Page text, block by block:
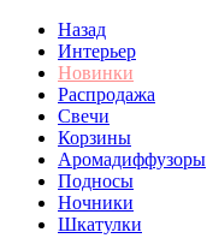
Назад
Интерьер
Новинки
Распродажа
Свечи
Корзины
Аромадиффузоры
Подносы
Ночники
Шкатулки